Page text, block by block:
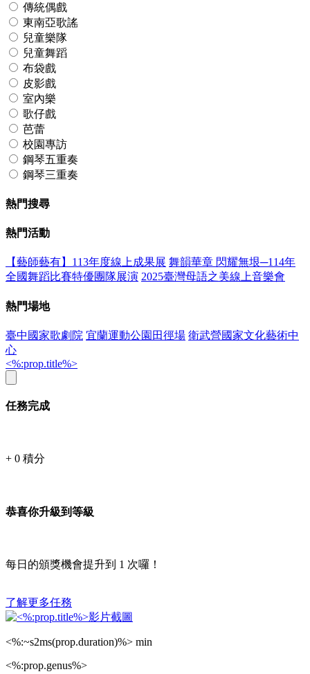
傳統偶戲
東南亞歌謠
兒童樂隊
兒童舞蹈
布袋戲
皮影戲
室內樂
歌仔戲
芭蕾
校園專訪
鋼琴五重奏
鋼琴三重奏
熱門搜尋
熱門活動
【藝師藝有】113年度線上成果展 舞韻華章 閃耀無垠─114年
全國舞蹈比賽特優團隊展演 2025臺灣母語之美線上音樂會
熱門場地
臺中國家歌劇院 宜蘭運動公園田徑場 衛武營國家文化藝術中
心
<%:prop.title%>
任務完成
+ 0 積分
恭喜你升級到等級
每日的頒獎機會提升到 1 次囉！
了解更多任務
<%:~s2ms(prop.duration)%> min
<%:prop.genus%>